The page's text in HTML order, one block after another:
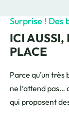
Surprise ! Des
ICI AUSSI,
PLACE
Parce qu’un
ne l’attend
qui proposent